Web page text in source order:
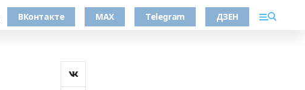
ВКонтакте MAX Telegram ДЗЕН